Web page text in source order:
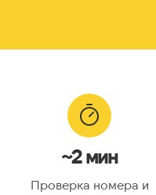
~2 мин
Проверка номера и